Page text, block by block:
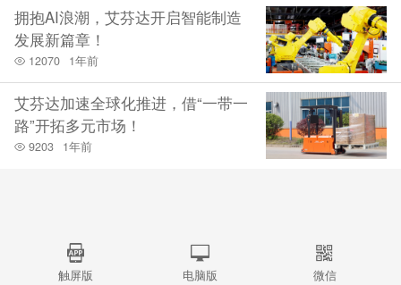
拥抱AI浪潮，艾芬达开启智能制造
发展新篇章！
12070 1年前
艾芬达加速全球化推进，借“一带一
路”开拓多元市场！
9203 1年前
触屏版 电脑版 微信